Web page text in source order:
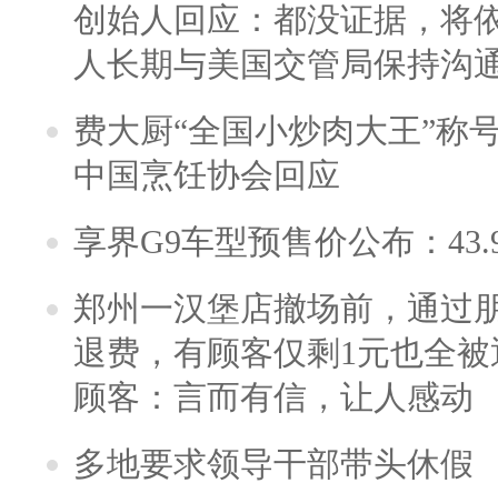
创始人回应：都没证据，将
人长期与美国交管局保持沟
费大厨“全国小炒肉大王”称
中国烹饪协会回应
享界G9车型预售价公布：
郑州一汉堡店撤场前，通过
退费，有顾客仅剩1元也全
顾客：言而有信，让人感动
多地要求领导干部带头休假